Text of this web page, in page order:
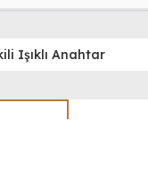
Işıklı Anahtar